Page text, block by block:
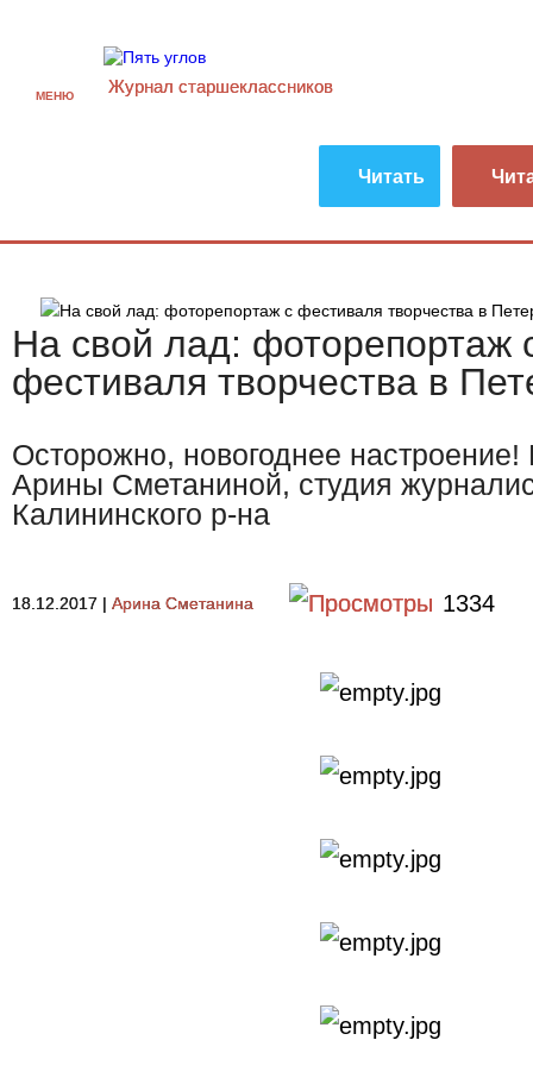
МЕНЮ Журнал старшекласcников
Читать
На свой лад: фоторепортаж
фестиваля творчества в
Осторожно, новогоднее настроение!
Арины Сметаниной, студия
Калининского р-на
18.12.2017 | Арина Сметанина 1334